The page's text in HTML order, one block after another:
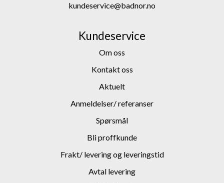
kundeservice@badnor.no
Kundeservice
Om oss
Kontakt oss
Aktuelt
Anmeldelser/ referanser
Spørsmål
Bli proffkunde
Frakt/ levering og leveringstid
Avtal levering